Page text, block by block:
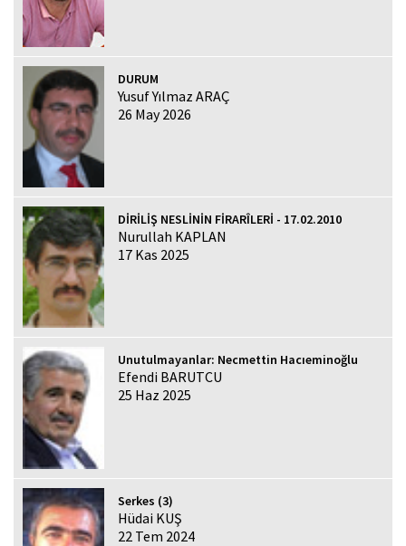
DURUM
Yusuf Yılmaz ARAÇ
26 May 2026
DİRİLİŞ NESLİNİN FİRARÎLERİ - 17.02.2010
Nurullah KAPLAN
17 Kas 2025
Unutulmayanlar: Necmettin Hacıeminoğlu
Efendi BARUTCU
25 Haz 2025
Serkes (3)
Hüdai KUŞ
22 Tem 2024